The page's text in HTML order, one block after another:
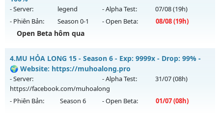
Antihack: 8x
13h ngày 16/08/2626
Exp: 800x - Drop: 20%
Kiểu reset: Reset In Game
Thể loại: Mu Nguyên bản Webzen
Antihack: BDC
- Server: legend - Alpha Test: 07/08(19h)
- Phiên Bản:
Season 0-1 - Open Beta: 08/08(19h)
Open Beta hôm qua
legend97 - Miễn phí 100%
Mu mới ra tháng 08 2026 - Mở máy chủ
ngày 08/08/2626
Exp: 7x - Drop: 1%
4.MU HỎA LONG 15 - Season 6 - Exp: 9999x - Drop: 99% -
🌍 Website: https://muhoalong.pro
- Server:
https://facebook.com/muhoalong
- Alpha Test: 31/07(08h)
- Phiên Bản: Season 6 - Open Beta: 01/07(08h)